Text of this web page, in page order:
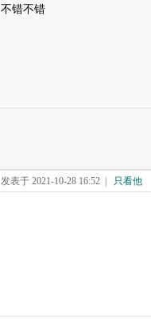
不错不错
发表于 2021-10-28 16:52 只看他